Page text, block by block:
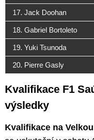
17. Jack Doohan
18. Gabriel Bortoleto
19. Yuki Tsunoda
20. Pierre Gasly
Kvalifikace F1
výsledky
Kvalifikace na